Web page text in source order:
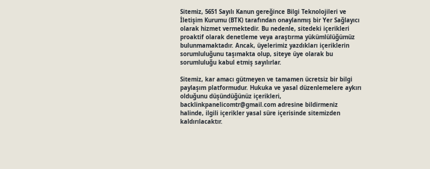
Sitemiz, 5651 Sayılı Kanun gereğince Bilgi Teknolojileri ve
İletişim Kurumu (BTK) tarafından onaylanmış bir Yer Sağlayıcı
olarak hizmet vermektedir. Bu nedenle, sitedeki içerikleri
proaktif olarak denetleme veya araştırma yükümlülüğümüz
bulunmamaktadır. Ancak, üyelerimiz yazdıkları içeriklerin
sorumluluğunu taşımakta olup, siteye üye olarak bu
sorumluluğu kabul etmiş sayılırlar.
Sitemiz, kar amacı gütmeyen ve tamamen ücretsiz bir bilgi
paylaşım platformudur. Hukuka ve yasal düzenlemelere aykırı
olduğunu düşündüğünüz içerikleri,
backlinkpanelicomtr@gmail.comadresine bildirmeniz
halinde, ilgili içerikler yasal süre içerisinde sitemizden
kaldırılacaktır.